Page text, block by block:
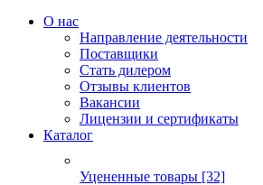
О нас
Направление деятельности
Поставщики
Стать дилером
Отзывы клиентов
Вакансии
Лицензии и сертификаты
Каталог
Уцененные товары [32]